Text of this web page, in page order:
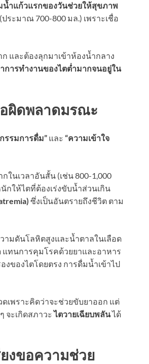
น้ำแก้วแรกของวันช่วยให้สุขภาพ
ะมาณ 700-800 มล.) เพราะเชื่อ
และต้องลุกมาเข้าห้องน้ำกลาง
การทำงานของไตต่ำมากจนอยู่ใน
อผิดพลาดมรณะ
รรมการดื่ม” และ “ความเข้าใจ
นเวลาอันสั้น (เช่น 800-1,000
กให้ไตที่ต้องเร่งขับน้ำส่วนเกิน
ซึ่งเป็นอันตรายถึงชีวิต ตาม
ามดันโลหิตสูงและน้ำตาลในเลือด
แทนการคุมโรคด้วยยาและอาหาร
งของไตโดยตรง การดื่มน้ำเข้าไป
เพราะคิดว่าจะช่วยขับยาออก แต่
จะเกิดสภาวะไตวายเฉียบพลันได้
งขอความช่วย